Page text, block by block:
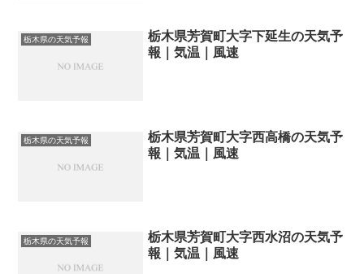
栃木県の天気予報
栃木県芳賀町大字下延生の天気予
報｜気温｜風速
栃木県の天気予報
栃木県芳賀町大字西高橋の天気予
報｜気温｜風速
栃木県の天気予報
栃木県芳賀町大字西水沼の天気予
報｜気温｜風速